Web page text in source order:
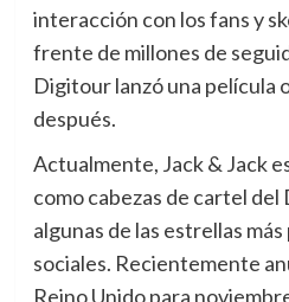
interacción con los fans y
frente de millones de
Digitour lanzó una película
después.
Actualmente, Jack & Jack
como cabezas de cartel del
algunas de las estrellas
sociales. Recientemente
Reino Unido para